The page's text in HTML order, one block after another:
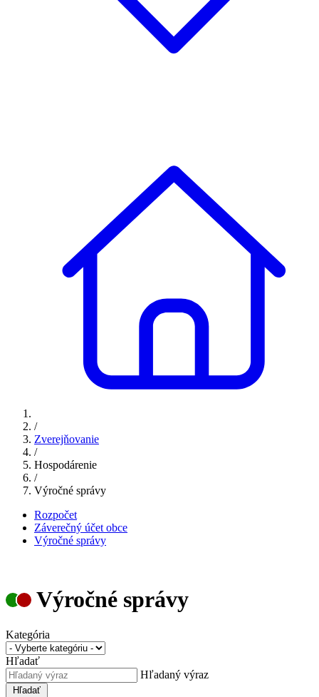
/
Zverejňovanie
/
Hospodárenie
/
Výročné správy
Rozpočet
Záverečný účet obce
Výročné správy
Výročné správy
Kategória
Hľadať
Hľadaný výraz
Hľadať